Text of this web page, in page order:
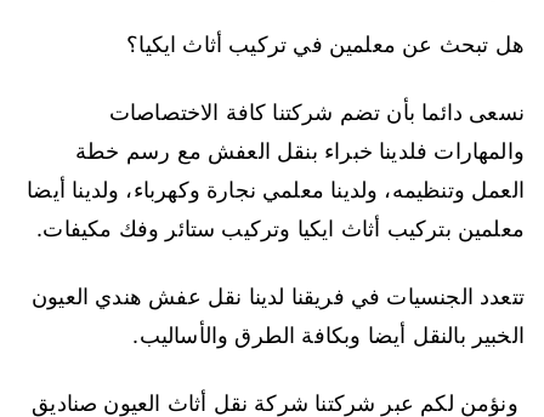
هل تبحث عن معلمين في تركيب أثاث ايكيا؟
نسعى دائما بأن تضم شركتنا كافة الاختصاصات
والمهارات فلدينا خبراء بنقل العفش مع رسم خطة
العمل وتنظيمه، ولدينا معلمي نجارة وكهرباء، ولدينا أيضا
معلمين بتركيب أثاث ايكيا وتركيب ستائر وفك مكيفات.
تتعدد الجنسيات في فريقنا لدينا نقل عفش هندي العيون
الخبير بالنقل أيضا وبكافة الطرق والأساليب.
ونؤمن لكم عبر شركتنا شركة نقل أثاث العيون صناديق